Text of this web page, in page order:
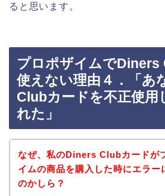
ると思います。
プロポザイムでDiners
使えない理由４．「あ
Clubカードを不正使用
れた」
なぜ、私のDiners Clubカードが
イムの商品を購入した時にエラー
のかしら？